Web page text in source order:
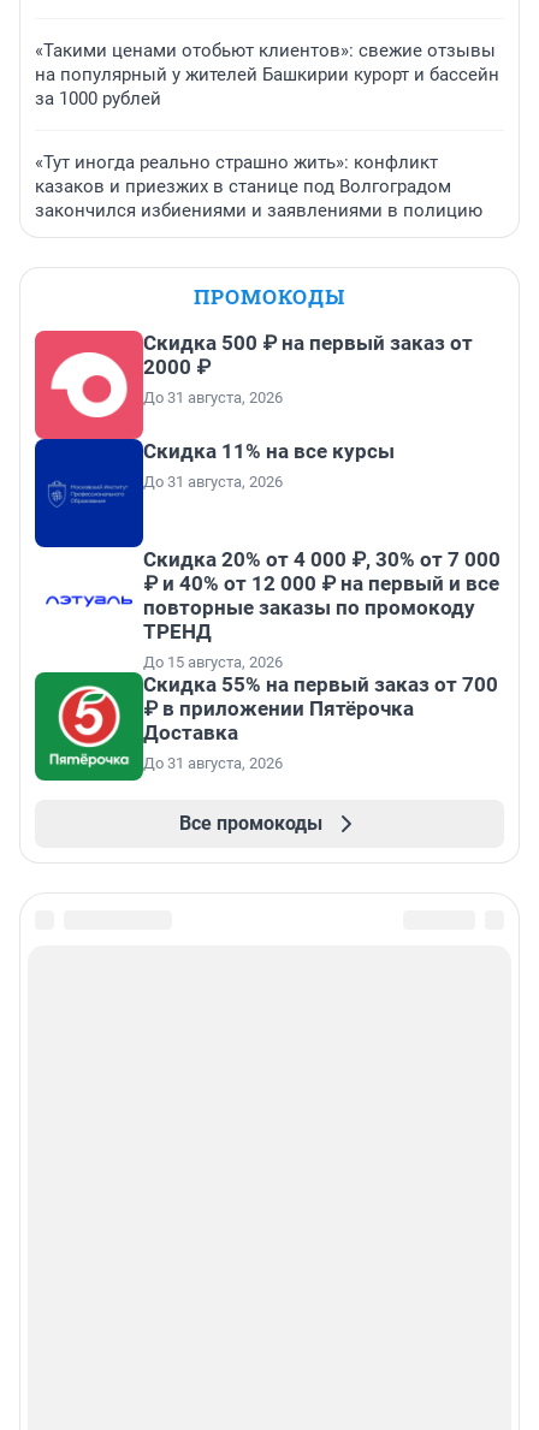
«Такими ценами отобьют клиентов»: свежие отзывы
на популярный у жителей Башкирии курорт и бассейн
за 1000 рублей
«Тут иногда реально страшно жить»: конфликт
казаков и приезжих в станице под Волгоградом
закончился избиениями и заявлениями в полицию
ПРОМОКОДЫ
Скидка 500 ₽ на первый заказ от
2000 ₽
До 31 августа, 2026
Скидка 11% на все курсы
До 31 августа, 2026
Скидка 20% от 4 000 ₽, 30% от 7 000
₽ и 40% от 12 000 ₽ на первый и все
повторные заказы по промокоду
ТРЕНД
До 15 августа, 2026
Скидка 55% на первый заказ от 700
₽ в приложении Пятёрочка
Доставка
До 31 августа, 2026
Все промокоды